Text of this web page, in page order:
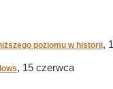
poziomu w historii,
, 15 czerwca